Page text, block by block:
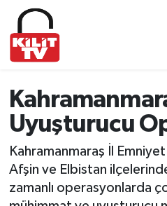
Uyuşturucu
Kahramanmaraş İl
Afşin ve Elbistan
zamanlı operasyonlarda
Hava Durumu
Trafik Durumu
Süper Lig Puan
Tüm Manşetler
Son Dakika Haberleri